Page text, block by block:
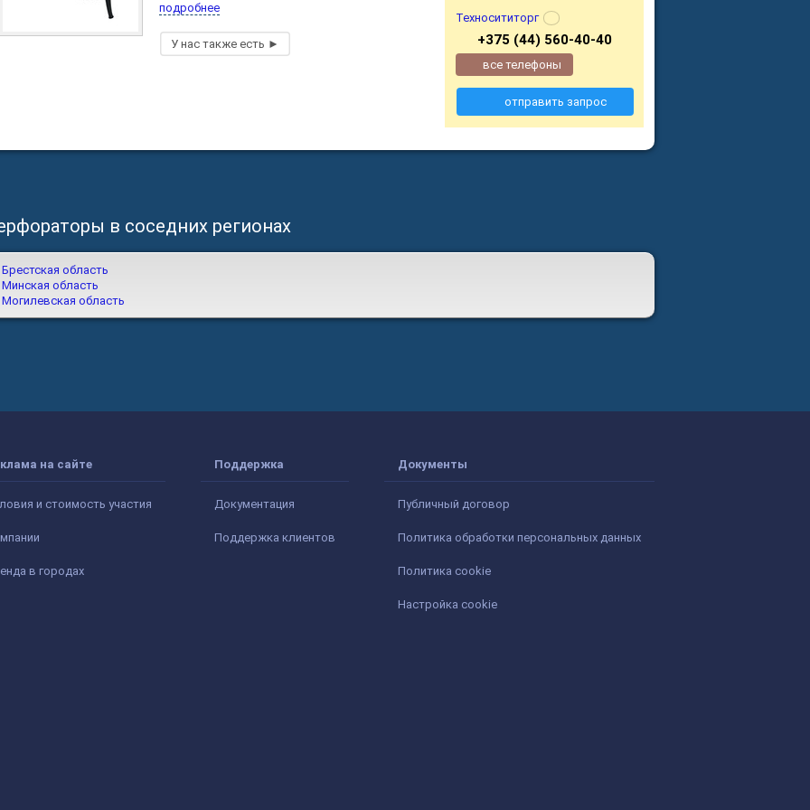
подробнее
Техносититорг
+375 (44) 560-40-40
все телефоны
отправить запрос
в соседних регионах
Брестская область
Минская область
Могилевская область
на сайте
и стоимость участия
в городах
Поддержка
Документация
Поддержка клиентов
Документы
Публичный договор
Политика обработки персональных данных
Политика cookie
Настройка cookie